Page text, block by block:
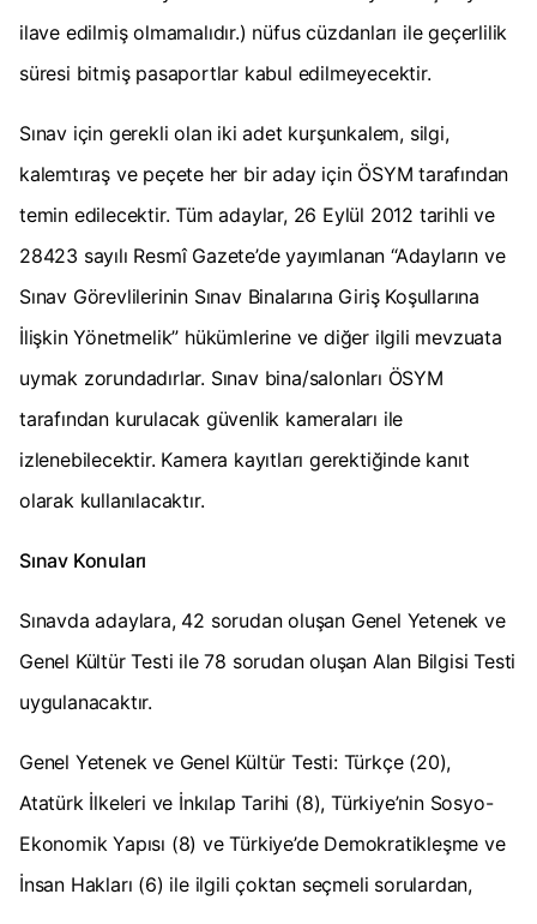
ilave edilmiş olmamalıdır.) nüfus cüzdanları ile geçerlilik
süresi bitmiş pasaportlar kabul edilmeyecektir.
Sınav için gerekli olan iki adet kurşunkalem, silgi,
kalemtıraş ve peçete her bir aday için ÖSYM tarafından
temin edilecektir. Tüm adaylar, 26 Eylül 2012 tarihli ve
28423 sayılı Resmî Gazete’de yayımlanan “Adayların ve
Sınav Görevlilerinin Sınav Binalarına Giriş Koşullarına
İlişkin Yönetmelik” hükümlerine ve diğer ilgili mevzuata
uymak zorundadırlar. Sınav bina/salonları ÖSYM
tarafından kurulacak güvenlik kameraları ile
izlenebilecektir. Kamera kayıtları gerektiğinde kanıt
olarak kullanılacaktır.
Sınav Konuları
Sınavda adaylara, 42 sorudan oluşan Genel Yetenek ve
Genel Kültür Testi ile 78 sorudan oluşan Alan Bilgisi Testi
uygulanacaktır.
Genel Yetenek ve Genel Kültür Testi: Türkçe (20),
Atatürk İlkeleri ve İnkılap Tarihi (8), Türkiye’nin Sosyo-
Ekonomik Yapısı (8) ve Türkiye’de Demokratikleşme ve
İnsan Hakları (6) ile ilgili çoktan seçmeli sorulardan,